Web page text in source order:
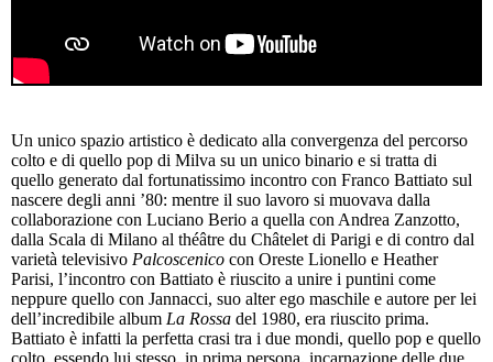
Un unico spazio artistico è dedicato alla convergenza del percorso
colto e di quello pop di Milva su un unico binario e si tratta di
quello generato dal fortunatissimo incontro con Franco Battiato sul
nascere degli anni ’80: mentre il suo lavoro si muovava dalla
collaborazione con Luciano Berio a quella con Andrea Zanzotto,
dalla Scala di Milano al théâtre du Châtelet di Parigi e di contro dal
varietà televisivo Palcoscenico con Oreste Lionello e Heather
Parisi, l’incontro con Battiato è riuscito a unire i puntini come
neppure quello con Jannacci, suo alter ego maschile e autore per lei
dell’incredibile album La Rossa del 1980, era riuscito prima.
Battiato è infatti la perfetta crasi tra i due mondi, quello pop e quello
colto, essendo lui stesso, in prima persona, incarnazione delle due